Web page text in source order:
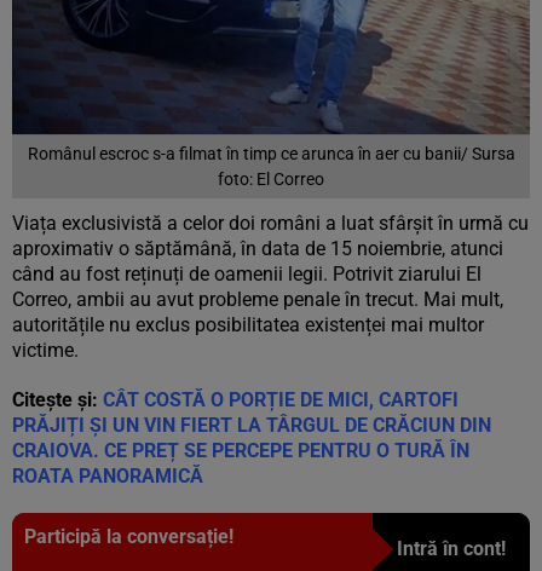
Românul escroc s-a filmat în timp ce arunca în aer cu banii/ Sursa
foto: El Correo
Viața exclusivistă a celor doi români a luat sfârșit în urmă cu
aproximativ o săptămână, în data de 15 noiembrie, atunci
când au fost reținuți de oamenii legii. Potrivit ziarului El
Correo, ambii au avut probleme penale în trecut. Mai mult,
autoritățile nu exclus posibilitatea existenței mai multor
victime.
Citește și: CÂT COSTĂ O PORȚIE DE MICI, CARTOFI
PRĂJIȚI ȘI UN VIN FIERT LA TÂRGUL DE CRĂCIUN DIN
CRAIOVA. CE PREȚ SE PERCEPE PENTRU O TURĂ ÎN
ROATA PANORAMICĂ
Participă la conversație!
Intră în cont!